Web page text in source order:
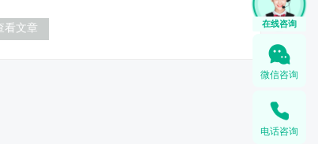
看文章 在线咨询
微信咨询
电话咨询